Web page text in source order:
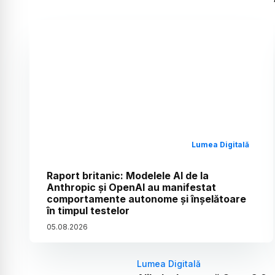
Lumea Digitală
Raport britanic: Modelele AI de la
Anthropic și OpenAI au manifestat
comportamente autonome și înșelătoare
în timpul testelor
05.08.2026
Lumea Digitală